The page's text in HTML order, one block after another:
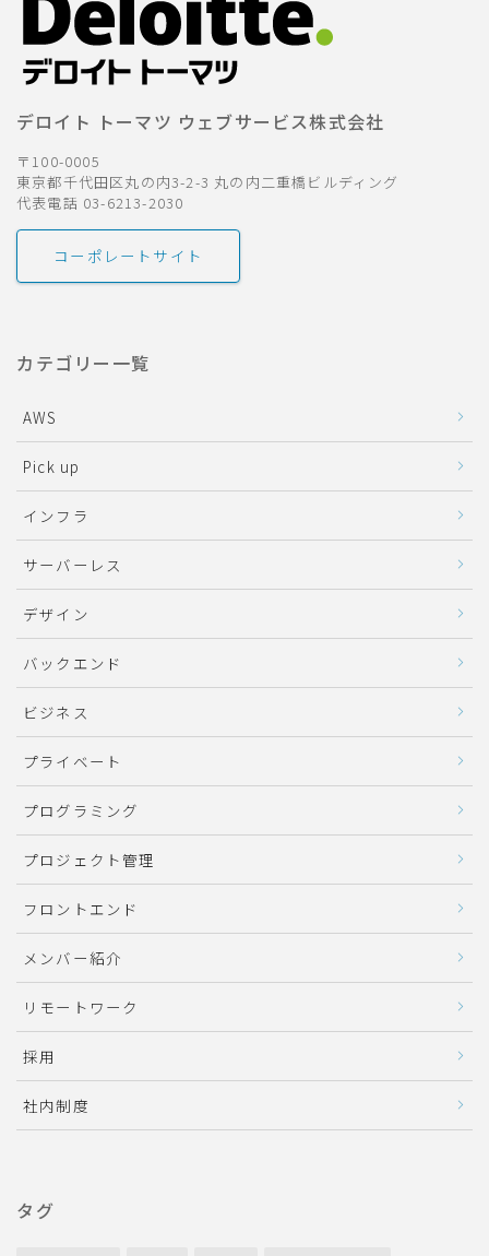
デロイト トーマツ ウェブサービス株式会社
〒100-0005
東京都千代田区丸の内3-2-3 丸の内二重橋ビルディング
代表電話 03-6213-2030
コーポレートサイト
カテゴリー一覧
AWS
Pick up
インフラ
サーバーレス
デザイン
バックエンド
ビジネス
プライベート
プログラミング
プロジェクト管理
フロントエンド
メンバー紹介
リモートワーク
採用
社内制度
タグ